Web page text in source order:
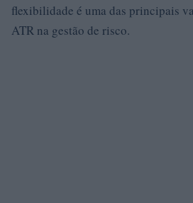
flexibilidade é uma das principais
ATR na gestão de risco.